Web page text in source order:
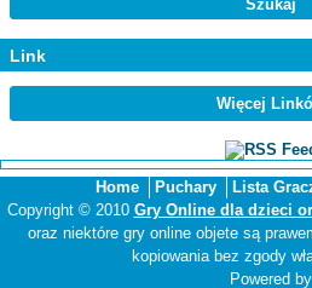
Link
Więcej
Home Puchary Lista
Copyright © 2010 Gry Online dla dzieci
oraz niektóre gry online objete są
kopiowania bez zgody
Powered by